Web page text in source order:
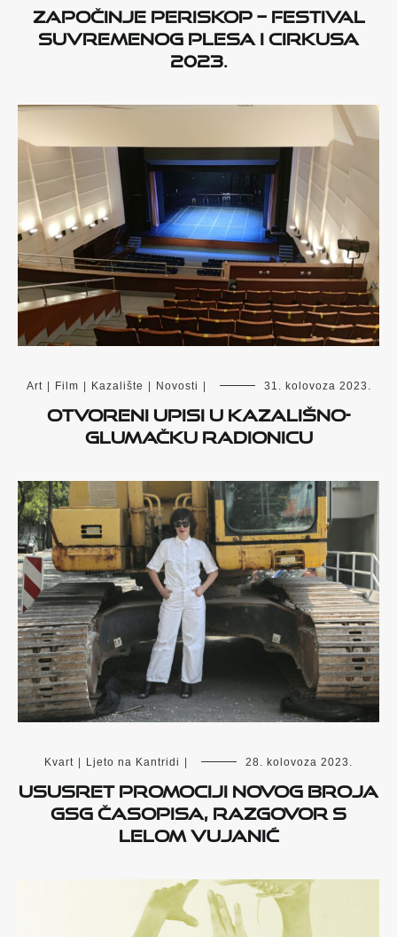
Započinje PERISKOP – Festival
suvremenog plesa i cirkusa
2023.
Art | Film | Kazalište | Novosti | 31. kolovoza 2023.
Otvoreni upisi u kazališno-
glumačku radionicu
Kvart | Ljeto na Kantridi | 28. kolovoza 2023.
Ususret promociji novog broja
GSG časopisa, razgovor s
Lelom Vujanić